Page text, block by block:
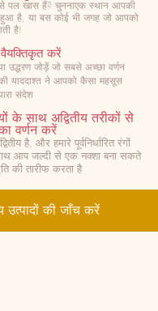
पल खास हैं? चुननाएक स्थान आपकी
हुआ है, या बस कोई भी जगह जो आपको
है!
करें
उद्धरण जोड़ें जो सबसे अच्छा वर्णन
याददाश्त ने आपको कैसा महसूस
संदेश
के साथ अद्वितीय तरीकों से
वर्णन करें
है, और हमारे पूर्वनिर्धारित रंगों
आप जल्दी से एक नक्शा बना सकते
की तारीफ करता है
उत्पादों की जाँच करें